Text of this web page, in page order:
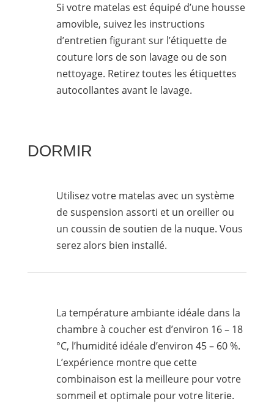
Si votre matelas est équipé d’une housse
amovible, suivez les instructions
d’entretien figurant sur l’étiquette de
couture lors de son lavage ou de son
nettoyage. Retirez toutes les étiquettes
autocollantes avant le lavage.
DORMIR
Utilisez votre matelas avec un système
de suspension assorti et un oreiller ou
un coussin de soutien de la nuque. Vous
serez alors bien installé.
La température ambiante idéale dans la
chambre à coucher est d’environ 16 – 18
°C, l’humidité idéale d’environ 45 – 60 %.
L’expérience montre que cette
combinaison est la meilleure pour votre
sommeil et optimale pour votre literie.